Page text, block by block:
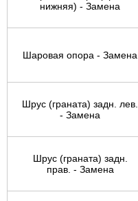
нижняя) - Замена
Шаровая опора - Замена
Шрус (граната) задн. лев.
- Замена
Шрус (граната) задн.
прав. - Замена